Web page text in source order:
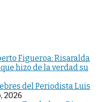
Figueroa: Risaralda
hizo de la verdad su
del Periodista Luis
2026